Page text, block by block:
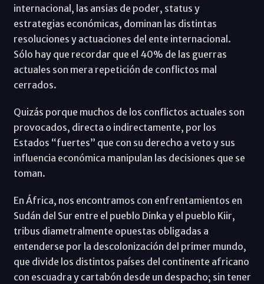
internacional, las ansias de poder, status y
estrategias económicas, dominan las distintas
resoluciones y actuaciones del ente internacional.
Sólo hay que recordar que el 40% de las guerras
actuales son mera repetición de conflictos mal
cerrados.
Quizás porque muchos de los conflictos actuales son
provocados, directa o indirectamente, por los
Estados “fuertes” que con su derecho a veto y sus
influencia económica manipulan las decisiones que se
toman.
En África, nos encontramos con enfrentamientos en
Sudán del Sur entre el pueblo Dinka y el pueblo Kiir,
tribus diametralmente opuestas obligadas a
entenderse por la descolonización del primer mundo,
que divide los distintos países del continente africano
con escuadra y cartabón desde un despacho; sin tener